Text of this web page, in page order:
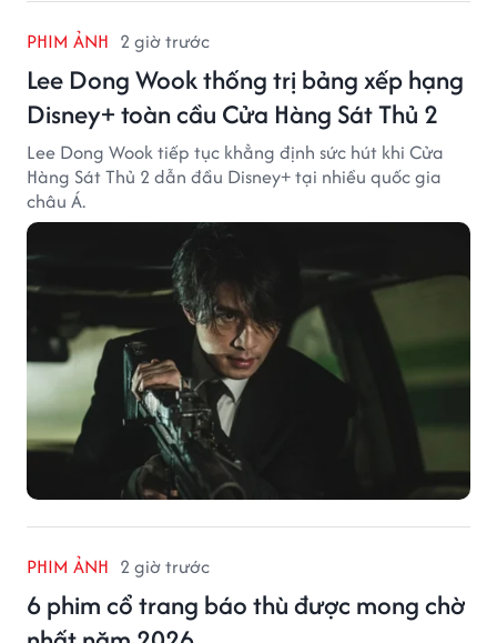
PHIM ẢNH 2 giờ trước
Lee Dong Wook thống trị bảng xếp hạng
Disney+ toàn cầu Cửa Hàng Sát Thủ 2
Lee Dong Wook tiếp tục khẳng định sức hút khi Cửa
Hàng Sát Thủ 2 dẫn đầu Disney+ tại nhiều quốc gia
châu Á.
PHIM ẢNH 2 giờ trước
6 phim cổ trang báo thù được mong chờ